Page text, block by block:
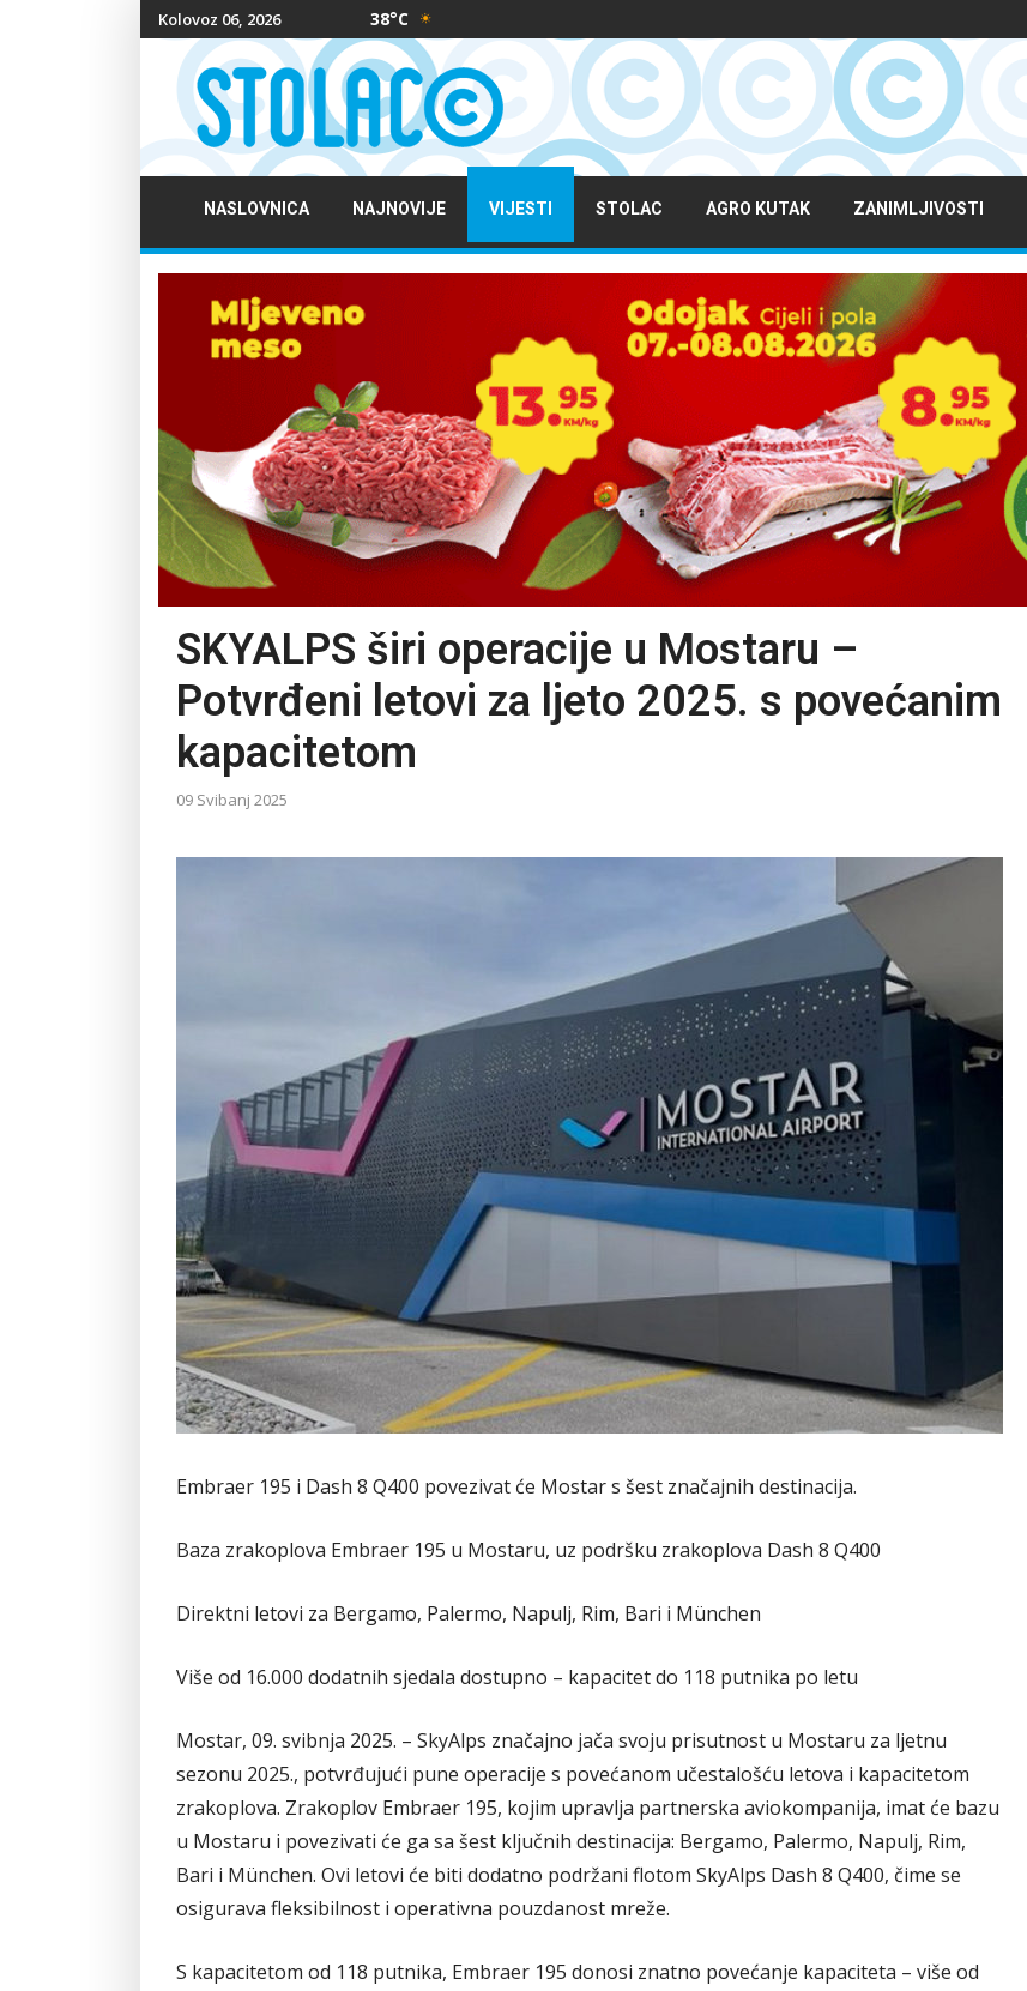
Kolovoz 06, 2026 38°C
NASLOVNICA NAJNOVIJE VIJESTI STOLAC AGRO KUTAK ZANIMLJIVOSTI
SKYALPS širi operacije u Mostaru –
Potvrđeni letovi za ljeto 2025. s povećanim
kapacitetom
09 Svibanj 2025
Embraer 195 i Dash 8 Q400 povezivat će Mostar s šest značajnih destinacija.
Baza zrakoplova Embraer 195 u Mostaru, uz podršku zrakoplova Dash 8 Q400
Direktni letovi za Bergamo, Palermo, Napulj, Rim, Bari i München
Više od 16.000 dodatnih sjedala dostupno – kapacitet do 118 putnika po letu
Mostar, 09. svibnja 2025. – SkyAlps značajno jača svoju prisutnost u Mostaru za ljetnu
sezonu 2025., potvrđujući pune operacije s povećanom učestalošću letova i kapacitetom
zrakoplova. Zrakoplov Embraer 195, kojim upravlja partnerska aviokompanija, imat će bazu
u Mostaru i povezivati će ga sa šest ključnih destinacija: Bergamo, Palermo, Napulj, Rim,
Bari i München. Ovi letovi će biti dodatno podržani flotom SkyAlps Dash 8 Q400, čime se
osigurava fleksibilnost i operativna pouzdanost mreže.
S kapacitetom od 118 putnika, Embraer 195 donosi znatno povećanje kapaciteta – više od